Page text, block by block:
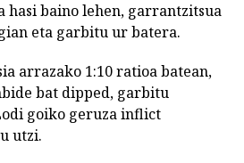
hasi baino lehen, garrantzitsua
eta garbitu ur batera.
arrazako 1:10 ratioa batean,
bat dipped, garbitu
goiko geruza inflict
utzi.